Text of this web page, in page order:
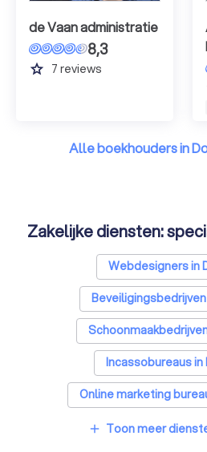
de Vaan administratie
8,3
grade 7 reviews
Alle boekhouders in
Zakelijke diensten:
Webdesigners in
Incassobureaus in
Online marketing
Tekstschrijvers in
add Toon meer